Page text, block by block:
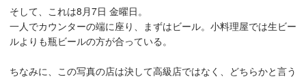
そして、これは8月7日 金曜日。
一人でカウンターの端に座り、まずはビール。小料理屋では生ビー
ルよりも瓶ビールの方が合っている。
ちなみに、この写真の店は決して高級店ではなく、どちらかと言う